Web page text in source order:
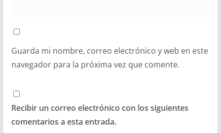
Guarda mi nombre, correo electrónico y web en este
navegador para la próxima vez que comente.
Recibir un correo electrónico con los siguientes
comentarios a esta entrada.